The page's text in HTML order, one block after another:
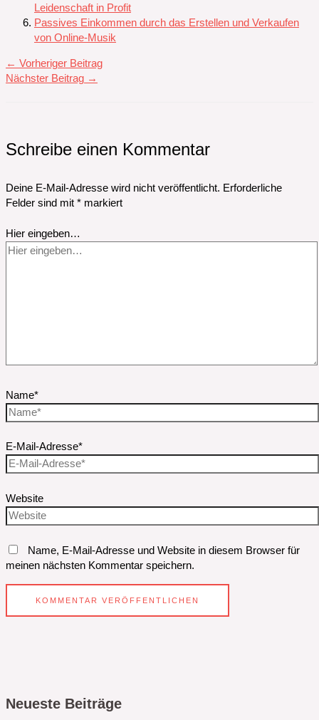
Leidenschaft in Profit
Passives Einkommen durch das Erstellen und Verkaufen
von Online-Musik
← Vorheriger Beitrag
Nächster Beitrag →
Schreibe einen Kommentar
Deine E-Mail-Adresse wird nicht veröffentlicht. Erforderliche
Felder sind mit * markiert
Hier eingeben…
Name*
E-Mail-Adresse*
Website
Name, E-Mail-Adresse und Website in diesem Browser für
meinen nächsten Kommentar speichern.
Neueste Beiträge